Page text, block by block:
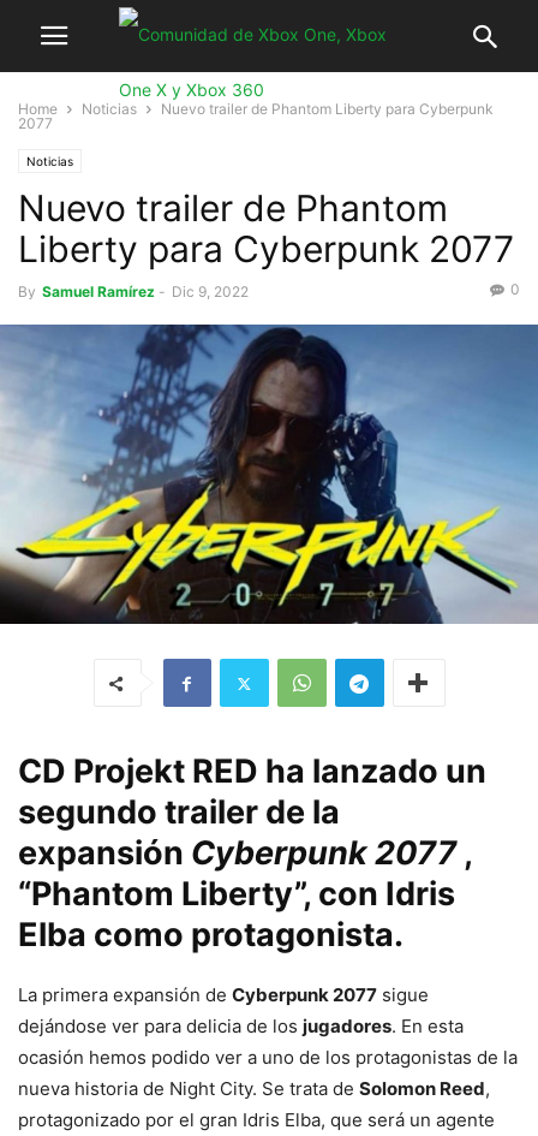
Home Noticias
Nuevo trailer de Phantom Liberty para Cyberpunk
2077
Noticias
Nuevo trailer de Phantom
Liberty para Cyberpunk 2077
By Samuel Ramírez - Dic 9, 2022 0
CD Projekt RED ha lanzado un
segundo trailer de la
expansión Cyberpunk 2077,
“Phantom Liberty”, con Idris
Elba como protagonista.
La primera expansión de Cyberpunk 2077 sigue
dejándose ver para delicia de los jugadores. En esta
ocasión hemos podido ver a uno de los protagonistas de la
nueva historia de Night City. Se trata de Solomon Reed,
protagonizado por el gran Idris Elba, que será un agente